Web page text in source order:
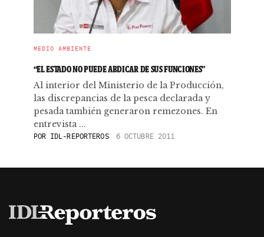
MEDIO AMBIENTE
“EL ESTADO NO PUEDE ABDICAR DE SUS FUNCIONES”
Al interior del Ministerio de la Producción,
las discrepancias de la pesca declarada y
pesada también generaron remezones. En
entrevista ...
POR IDL-REPORTEROS 6 OCTUBRE 2011